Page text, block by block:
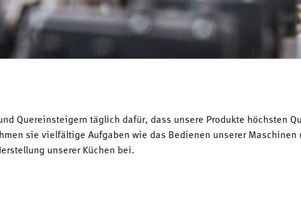
Quereinsteigern täglich dafür, dass unsere Produkte höchsten
sie vielfältige Aufgaben wie das Bedienen unserer Maschinen
unserer Küchen bei.